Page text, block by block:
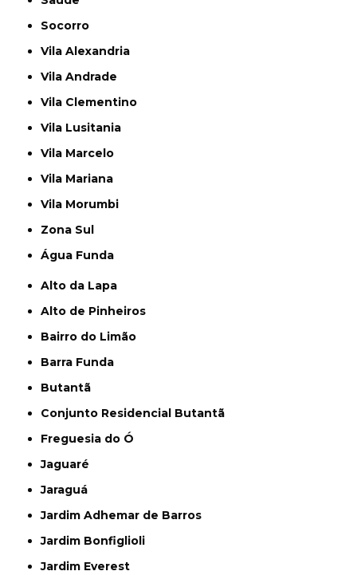
Socorro
Vila Alexandria
Vila Andrade
Vila Clementino
Vila Lusitania
Vila Marcelo
Vila Mariana
Vila Morumbi
Zona Sul
Água Funda
Alto da Lapa
Alto de Pinheiros
Bairro do Limão
Barra Funda
Butantã
Conjunto Residencial Butantã
Freguesia do Ó
Jaguaré
Jaraguá
Jardim Adhemar de Barros
Jardim Bonfiglioli
Jardim Everest